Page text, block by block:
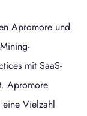
Apromore und
mit SaaS-
Apromore
eine Vielzahl